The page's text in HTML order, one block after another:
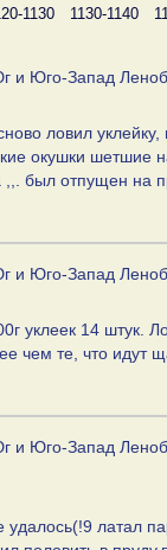
1130 1130-1140
и Юго-Запад
ловил
окушки шетшие
был отпущен на
и Юго-Запад
уклеек 14 штук.
чем те, что идут
и Юго-Запад
удалось(!9 латал